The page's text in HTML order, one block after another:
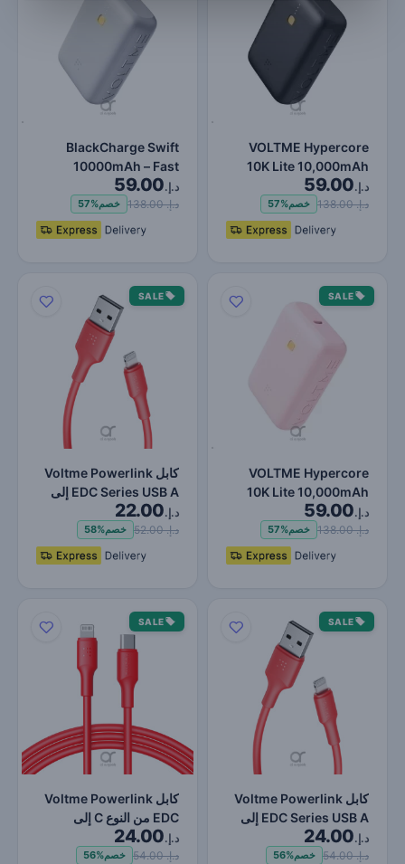
VOLTME Hypercore
10K Lite 10,000mAh
Fast Charging Power
Bank PD…
د.إ.59.00
د.إ. 138.00 خصم57%
BlackCharge Swift
10000mAh – Fast
Charging Power Bank
with Type-…
د.إ.59.00
د.إ. 138.00 خصم57%
SALE
VOLTME Hypercore
10K Lite 10,000mAh
Fast Charging Power
Bank PD…
د.إ.59.00
د.إ. 138.00 خصم57%
SALE
كابل Voltme Powerlink
EDC Series USB A إلى
Lightning - شحن سريع…
د.إ.22.00
د.إ. 52.00 خصم58%
SALE
كابل Voltme Powerlink
EDC Series USB A إلى
Lightning - شحن سريع…
د.إ.24.00
د.إ. 54.00 خصم56%
SALE
كابل Voltme Powerlink
EDC من النوع C إلى
Lightning - شحن فائق
ال…
د.إ.24.00
د.إ. 54.00 خصم56%